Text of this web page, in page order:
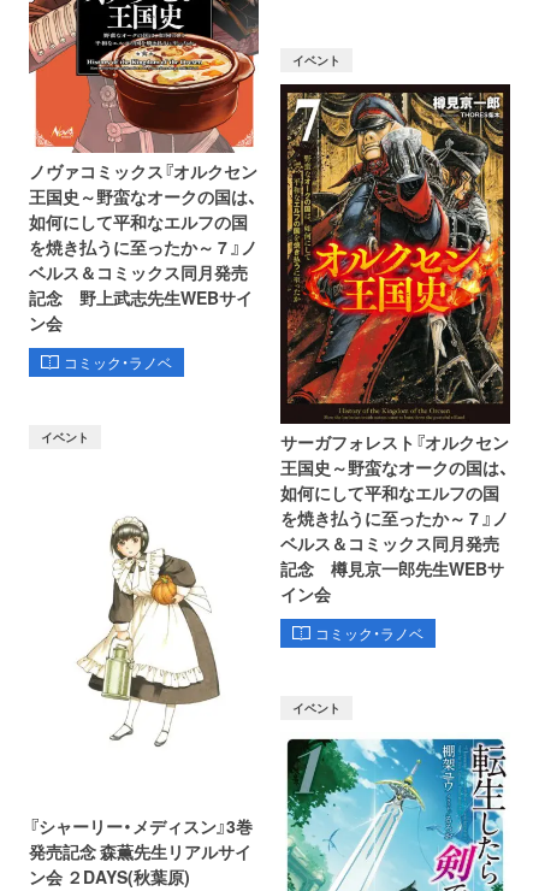
ノヴァコミックス『オルクセン
王国史～野蛮なオークの国は、
如何にして平和なエルフの国
を焼き払うに至ったか～ 7 』ノ
ベルス＆コミックス同月発売
記念 野上武志先生WEBサイ
ン会
コミック・ラノベ
イベント
サーガフォレスト『オルクセン
王国史～野蛮なオークの国は、
如何にして平和なエルフの国
を焼き払うに至ったか～ 7 』ノ
ベルス＆コミックス同月発売
記念 樽見京一郎先生WEBサ
イン会
コミック・ラノベ
イベント
『シャーリー・メディスン』3巻
発売記念 森薫先生リアルサイ
ン会 ２DAYS(秋葉原)
イベント